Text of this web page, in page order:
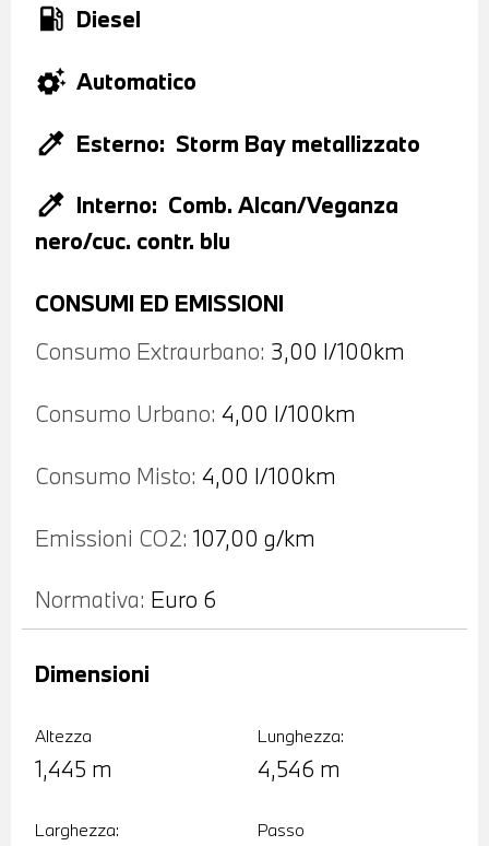
local_gas_station Diesel
settings_suggest Automatico
colorize Esterno: Storm Bay metallizzato
colorize Interno: Comb. Alcan/Veganza
nero/cuc. contr. blu
CONSUMI ED EMISSIONI
Consumo Extraurbano: 3,00 l/100km
Consumo Urbano: 4,00 l/100km
Consumo Misto: 4,00 l/100km
Emissioni CO2: 107,00 g/km
Normativa: Euro 6
Altezza
1,445 m
Lunghezza:
4,546 m
Dimensioni
Larghezza: Passo